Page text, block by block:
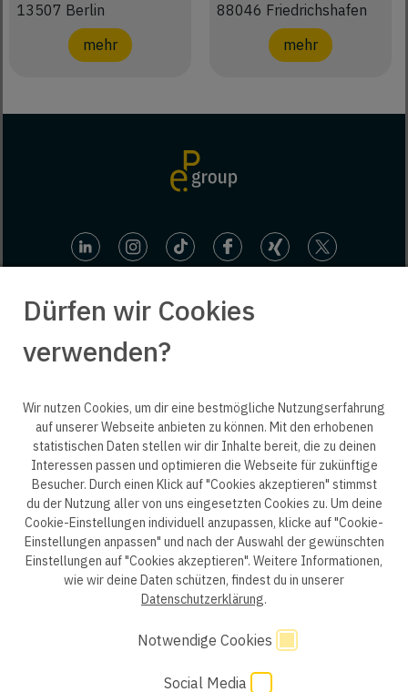
13507 Berlin
mehr
88046 Friedrichshafen
mehr
ep life science
Datenschutzerklärung B2B Datenschutzerklärung
Datenschutzhinweise Bewerber
Impressum AGB
Cookie Einstellungen
Dürfen wir Cookies
verwenden?
Wir nutzen Cookies, um dir eine bestmögliche Nutzungserfahrung
auf unserer Webseite anbieten zu können. Mit den erhobenen
statistischen Daten stellen wir dir Inhalte bereit, die zu deinen
Interessen passen und optimieren die Webseite für zukünftige
Besucher. Durch einen Klick auf "Cookies akzeptieren" stimmst
du der Nutzung aller von uns eingesetzten Cookies zu. Um deine
Cookie-Einstellungen individuell anzupassen, klicke auf "Cookie-
Einstellungen anpassen" und nach der Auswahl der gewünschten
Einstellungen auf "Cookies akzeptieren". Weitere Informationen,
wie wir deine Daten schützen, findest du in unserer
Datenschutzerklärung.
Notwendige Cookies
Social Media